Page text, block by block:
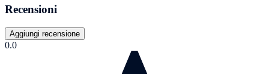
Recensioni
Aggiungi recensione
0.0